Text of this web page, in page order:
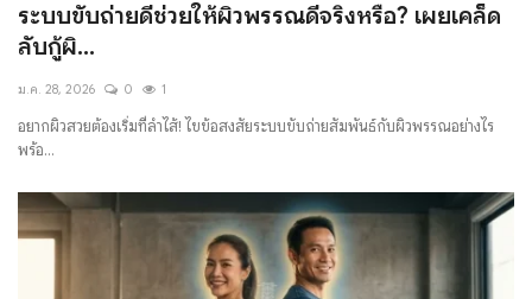
ระบบขับถ่ายดีช่วยให้ผิวพรรณดีจริงหรือ? เผยเคล็ด
ลับกู้ผิ...
ม.ค. 28, 2026 0 1
อยากผิวสวยต้องเริ่มที่ลำไส้! ไขข้อสงสัยระบบขับถ่ายสัมพันธ์กับผิวพรรณอย่างไร
พร้อ...